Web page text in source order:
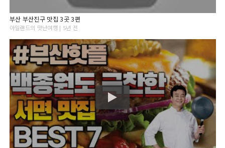
부산 부산진구 맛집 3곳 3편
아일랜드의 맛난여행 | 5년 전